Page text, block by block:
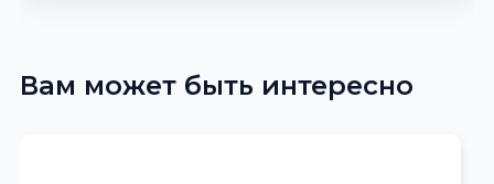
Вам может быть интересно